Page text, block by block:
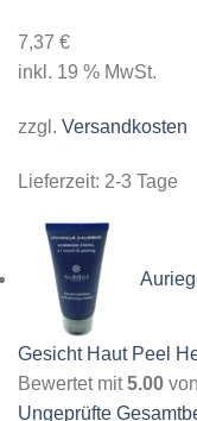
7,37 €
inkl. 19 % MwSt.
zzgl. Versandkosten
Lieferzeit: 2-3 Tage
Gesicht Haut Peel
Bewertet mit5.00
Ungeprüfte